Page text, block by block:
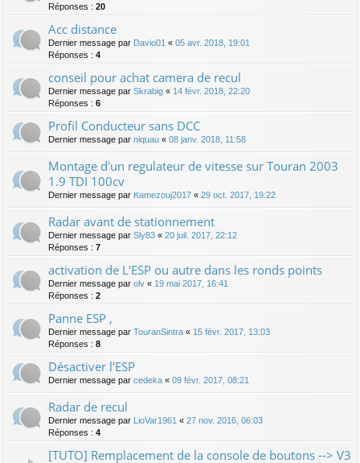
Réponses : 20
Acc distance
Dernier message par Davio01 « 05 avr. 2018, 19:01
Réponses : 4
conseil pour achat camera de recul
Dernier message par Skrabig « 14 févr. 2018, 22:20
Réponses : 6
Profil Conducteur sans DCC
Dernier message par niquau « 08 janv. 2018, 11:58
Montage d'un regulateur de vitesse sur Touran 2003
1.9 TDI 100cv
Dernier message par Kamezouj2017 « 29 oct. 2017, 19:22
Radar avant de stationnement
Dernier message par Sly83 « 20 juil. 2017, 22:12
Réponses : 7
activation de L'ESP ou autre dans les ronds points
Dernier message par olv « 19 mai 2017, 16:41
Réponses : 2
Panne ESP ,
Dernier message par TouranSintra « 15 févr. 2017, 13:03
Réponses : 8
Désactiver l'ESP
Dernier message par cedeka « 09 févr. 2017, 08:21
Radar de recul
Dernier message par LioVar1961 « 27 nov. 2016, 06:03
Réponses : 4
[TUTO] Remplacement de la console de boutons --> V3